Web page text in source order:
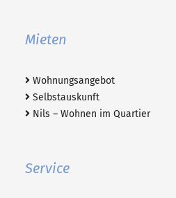
Mieten
Wohnungsangebot
Selbstauskunft
Nils – Wohnen im Quartier
Service